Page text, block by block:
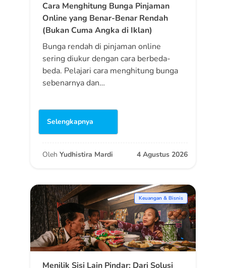
Cara Menghitung Bunga Pinjaman
Online yang Benar-Benar Rendah
(Bukan Cuma Angka di Iklan)
Bunga rendah di pinjaman online
sering diukur dengan cara berbeda-
beda. Pelajari cara menghitung bunga
sebenarnya dan…
Selengkapnya
Oleh Yudhistira Mardi 4 Agustus 2026
Keuangan & Bisnis
Menilik Sisi Lain Pindar: Dari Solusi